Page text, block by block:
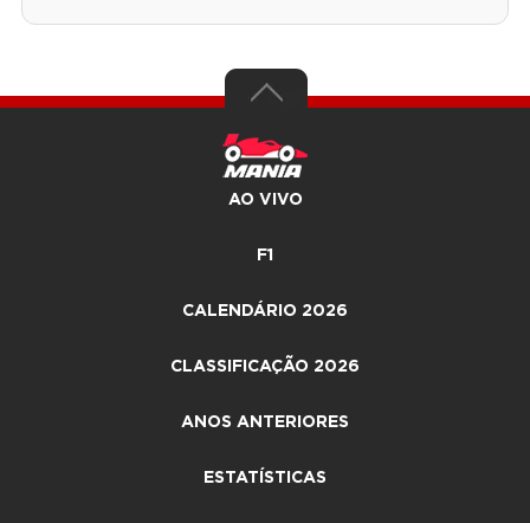
AO VIVO
F1
CALENDÁRIO 2026
CLASSIFICAÇÃO 2026
ANOS ANTERIORES
ESTATÍSTICAS